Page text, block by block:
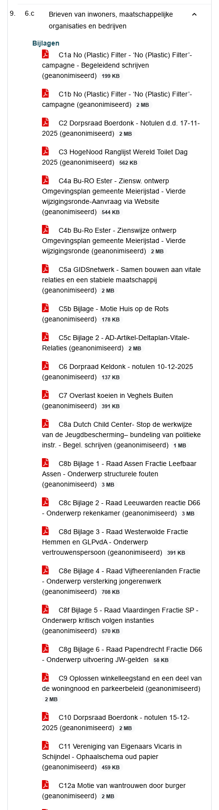
6.c
Brieven van inwoners, maatschappelijke
organisaties en bedrijven
Bijlagen
C1a No (Plastic) Filter - ‘No (Plastic) Filter’-
campagne - Begeleidend schrijven
(geanonimiseerd)
199 KB
C1b No (Plastic) Filter - ‘No (Plastic) Filter’-
campagne (geanonimiseerd)
2 MB
C2 Dorpsraad Boerdonk - Notulen d.d. 17-11-
2025 (geanonimiseerd)
2 MB
C3 HogeNood Ranglijst Wereld Toilet Dag
2025 (geanonimiseerd)
562 KB
C4a Bu-RO Ester - Ziensw. ontwerp
Omgevingsplan gemeente Meierijstad - Vierde
wijzigingsronde-Aanvraag via Website
(geanonimiseerd)
544 KB
C4b Bu-Ro Ester - Zienswijze ontwerp
Omgevingsplan gemeente Meierijstad - Vierde
wijzigingsronde (geanonimiseerd)
2 MB
C5a GIDSnetwerk - Samen bouwen aan vitale
relaties en een stabiele maatschappij
(geanonimiseerd)
2 MB
C5b Bijlage - Motie Huis op de Rots
(geanonimiseerd)
178 KB
C5c Bijlage 2 - AD-Artikel-Deltaplan-Vitale-
Relaties (geanonimiseerd)
2 MB
C6 Dorpraad Keldonk - notulen 10-12-2025
(geanonimiseerd)
137 KB
C7 Overlast koeien in Veghels Buiten
(geanonimiseerd)
391 KB
C8a Dutch Child Center- Stop de werkwijze
van de Jeugdbescherming– bundeling van politieke
instr. - Begel. schrijven (geanonimiseerd)
1 MB
C8b Bijlage 1 - Raad Assen Fractie Leefbaar
Assen - Onderwerp structurele fouten
(geanonimiseerd)
3 MB
C8c Bijlage 2 - Raad Leeuwarden reactie D66
- Onderwerp rekenkamer (geanonimiseerd)
3 MB
C8d Bijlage 3 - Raad Westerwolde Fractie
Hemmen en GLPvdA - Onderwerp
vertrouwenspersoon (geanonimiseerd)
391 KB
C8e Bijlage 4 - Raad Vijfheerenlanden Fractie
- Onderwerp versterking jongerenwerk
(geanonimiseerd)
708 KB
C8f Bijlage 5 - Raad Vlaardingen Fractie SP -
Onderwerp kritisch volgen instanties
(geanonimiseerd)
570 KB
C8g Bijlage 6 - Raad Papendrecht Fractie D66
- Onderwerp uitvoering JW-gelden
58 KB
C9 Oplossen winkelleegstand en een deel van
de woningnood en parkeerbeleid (geanonimiseerd)
2 MB
C10 Dorpsraad Boerdonk - notulen 15-12-
2025 (geanonimiseerd)
2 MB
C11 Vereniging van Eigenaars Vicaris in
Schijndel - Ophaalschema oud papier
(geanonimiseerd)
459 KB
C12a Motie van wantrouwen door burger
(geanonimiseerd)
2 MB